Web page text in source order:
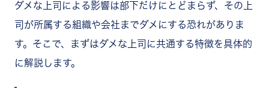
ダメな上司による影響は部下だけにとどまらず、その上
司が所属する組織や会社までダメにする恐れがありま
す。そこで、まずはダメな上司に共通する特徴を具体的
に解説します。